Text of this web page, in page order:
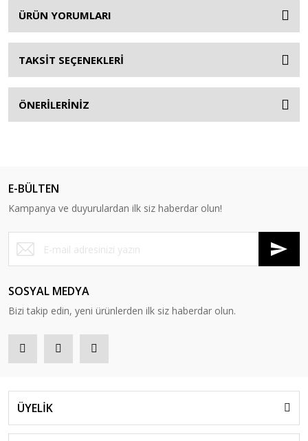
ÜRÜN YORUMLARI
TAKSİT SEÇENEKLERİ
ÖNERİLERİNİZ
E-BÜLTEN
Kampanya ve duyurulardan ilk siz haberdar olun!
SOSYAL MEDYA
Bizi takip edin, yeni ürünlerden ilk siz haberdar olun.
ÜYELİK